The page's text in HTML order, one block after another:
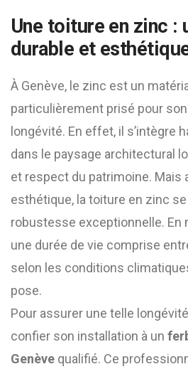
Une toiture en zinc :
durable et
À Genève, le zinc est un
particulièrement prisé pour
longévité. En effet, il s’intègre
dans le paysage architectural
et respect du patrimoine. Mais
esthétique, la toiture en zinc
robustesse exceptionnelle. En
une durée de vie comprise
selon les conditions
pose.
Pour assurer une telle
confier son installation à un
Genève qualifié. Ce